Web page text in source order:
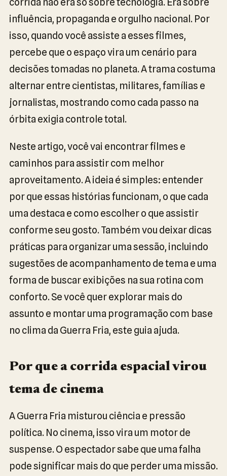
influência, propaganda e orgulho nacional. Por
isso, quando você assiste a esses filmes,
percebe que o espaço vira um cenário para
decisões tomadas no planeta. A trama costuma
alternar entre cientistas, militares, famílias e
jornalistas, mostrando como cada passo na
órbita exigia controle total.
Neste artigo, você vai encontrar filmes e
caminhos para assistir com melhor
aproveitamento. A ideia é simples: entender
por que essas histórias funcionam, o que cada
uma destaca e como escolher o que assistir
conforme seu gosto. Também vou deixar dicas
práticas para organizar uma sessão, incluindo
sugestões de acompanhamento de tema e uma
forma de buscar exibições na sua rotina com
conforto. Se você quer explorar mais do
assunto e montar uma programação com base
no clima da Guerra Fria, este guia ajuda.
Por que a corrida espacial virou
tema de cinema
A Guerra Fria misturou ciência e pressão
política. No cinema, isso vira um motor de
suspense. O espectador sabe que uma falha
pode significar mais do que perder uma missão.